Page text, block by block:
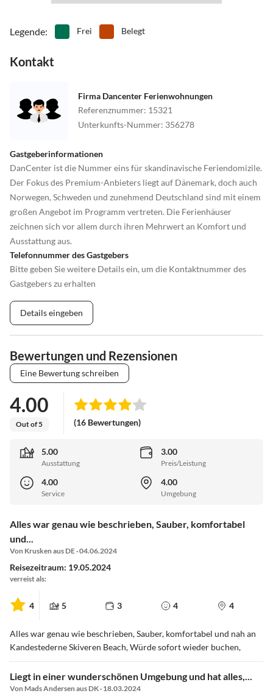
Legende: Frei Belegt
Kontakt
Firma Dancenter Ferienwohnungen
Referenznummer: 15321
Unterkunfts-Nummer: 356278
Gastgeberinformationen
DanCenter ist die Nummer eins für skandinavische Feriendomizile.
Der Fokus des Premium-Anbieters liegt auf Dänemark, doch auch
Norwegen, Schweden und zunehmend Deutschland sind mit einem
großen Angebot im Programm vertreten. Die Ferienhäuser
zeichnen sich vor allem durch ihren Mehrwert an Komfort und
Ausstattung aus.
Telefonnummer des Gastgebers
Bitte geben Sie weitere Details ein, um die Kontaktnummer des
Gastgebers zu erhalten
Details eingeben
Bewertungen und Rezensionen
Eine Bewertung schreiben
4.00
Out of 5 (16 Bewertungen)
5.00
Ausstattung
3.00
Preis/Leistung
4.00
Service
4.00
Umgebung
Alles war genau wie beschrieben, Sauber, komfortabel
und...
Von Krusken aus DE · 04.06.2024
Reisezeitraum: 19.05.2024
verreist als:
4 5 3 4 4
Alles war genau wie beschrieben, Sauber, komfortabel und nah an
Kandestederne Skiveren Beach, Würde sofort wieder buchen,
Liegt in einer wunderschönen Umgebung und hat alles,...
Von Mads Andersen aus DK · 18.03.2024